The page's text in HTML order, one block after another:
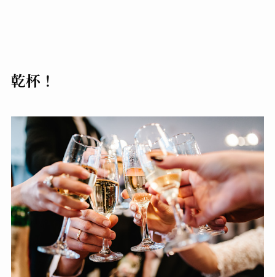
乾杯！